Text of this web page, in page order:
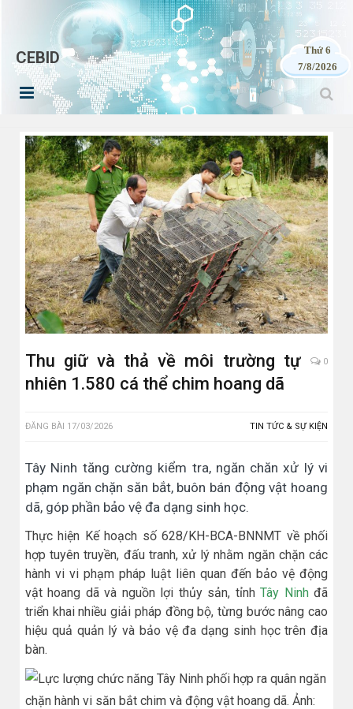
CEBID
Thứ 6
7/8/2026
Thu giữ và thả về môi trường tự
nhiên 1.580 cá thể chim hoang dã
0
ĐĂNG BÀI 17/03/2026 TIN TỨC & SỰ KIỆN
Tây Ninh tăng cường kiểm tra, ngăn chăn xử lý vi
phạm ngăn chặn săn bắt, buôn bán động vật hoang
dã, góp phần bảo vệ đa dạng sinh học.
Thực hiện Kế hoạch số 628/KH-BCA-BNNMT về phối
hợp tuyên truyền, đấu tranh, xử lý nhằm ngăn chặn các
hành vi vi phạm pháp luật liên quan đến bảo vệ động
vật hoang dã và nguồn lợi thủy sản, tỉnhTây Ninhđã
triển khai nhiều giải pháp đồng bộ, từng bước nâng cao
hiệu quả quản lý và bảo vệ đa dạng sinh học trên địa
bàn.